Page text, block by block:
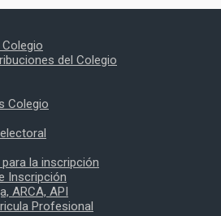
del Colegio
Colegio
la inscripción
Inscripción
ARCA, API
Profesional